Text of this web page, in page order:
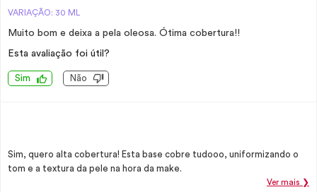
VARIAÇÃO: 30 ML
Muito bom e deixa a pela oleosa. Ótima cobertura!!
Esta avaliação foi útil?
Sim Não
Sim, quero alta cobertura! Esta base cobre tudooo, uniformizando o
tom e a textura da pele na hora da make.
Ver mais ❯